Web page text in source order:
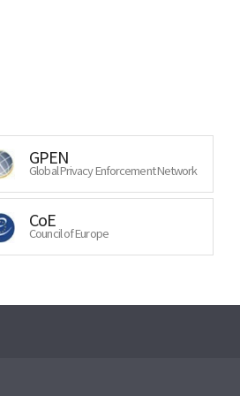
GPEN
Global Privacy Enforcement Network
CoE
Council of Europe